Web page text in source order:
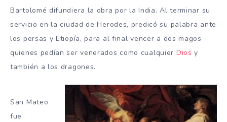
Bartolomé difundiera la obra por la India. Al terminar su
servicio en la ciudad de Herodes, predicó su palabra ante
los persas y Etiopía, para al final vencer a dos magos
quienes pedían ser venerados como cualquier Dios y
también a los dragones.
San Mateo
fue